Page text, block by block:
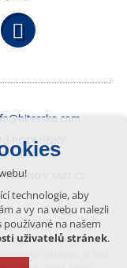
YouTube
PODMÍNKY
V XART.CZ
právem, které
z této podoby
technologie, aby
a vy na webu nalezli
na našem
uživatelů stránek.